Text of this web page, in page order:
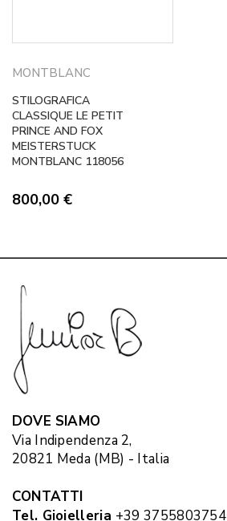
MONTBLANC
STILOGRAFICA
CLASSIQUE LE PETIT
PRINCE AND FOX
MEISTERSTUCK
MONTBLANC 118056
800,00 €
DOVE SIAMO
Via Indipendenza 2,
20821 Meda (MB) - Italia
CONTATTI
Tel. Gioielleria +39 3755803754